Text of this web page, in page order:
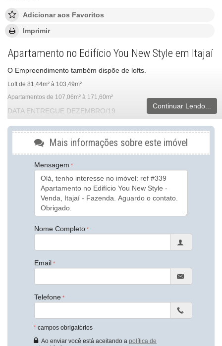
Adicionar aos Favoritos
Imprimir
Apartamento no Edifício You New Style em Itajaí
O Empreendimento também dispõe de lofts.
Loft de 81,44m² à 103,49m²
Apartamentos de 107,06m² à 171,60m²
DATA ENTREGUE DEZEMBRO/19
Características do Imóvel
Área de Serviço
Living
Sacada / Varanda
Sala de Estar
Sala de Jantar
Cozinha Americana
Churrasqueira
Piso Porcelanato
Gerador
Salão de Festas
Piscina
Espaço Gourmet
Medidores Individuais
Brinquedoteca
Quiosque Externo
Piscina Infantil
Continuar Lendo...
Mais informações sobre este imóvel
Mensagem
Nome Completo
Email
Telefone
* campos obrigatórios
Ao enviar você está aceitando a política de